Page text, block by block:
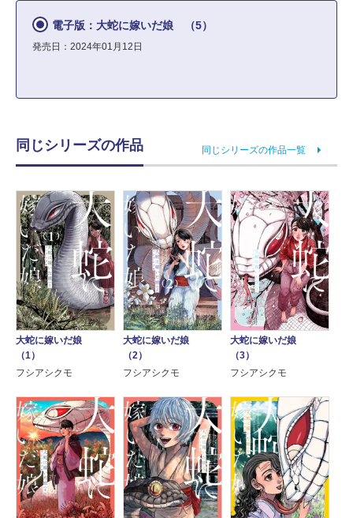
電子版：大蛇に嫁いだ娘 （5）
発売日：2024年01月12日
同じシリーズの作品 同じシリーズの作品一覧
大蛇に嫁いだ娘
（1）
フシアシクモ
大蛇に嫁いだ娘
（2）
フシアシクモ
大蛇に嫁いだ娘
（3）
フシアシクモ